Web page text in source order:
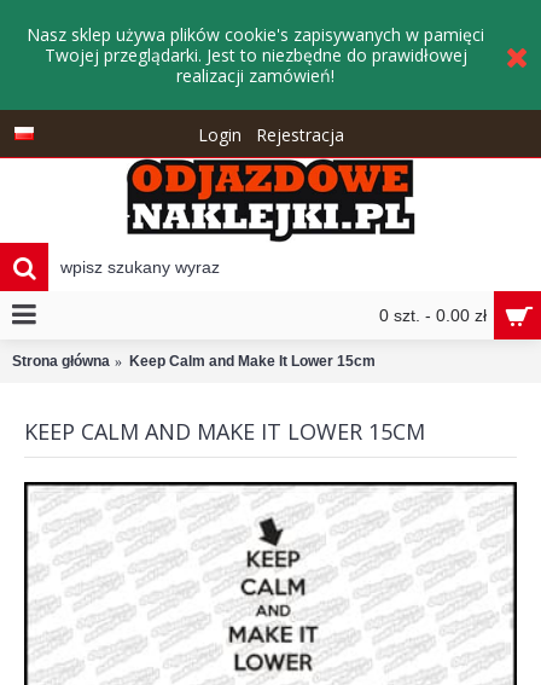
Nasz sklep używa plików cookie's zapisywanych w pamięci
Twojej przeglądarki. Jest to niezbędne do prawidłowej
realizacji zamówień!
Login Rejestracja
0 szt. - 0.00 zł
Strona główna Keep Calm and Make It Lower 15cm
KEEP CALM AND MAKE IT LOWER 15CM